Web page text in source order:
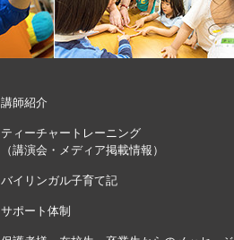
講師紹介
ティーチャートレーニング
（講演会・メディア掲載情報）
バイリンガル子育て記
サポート体制